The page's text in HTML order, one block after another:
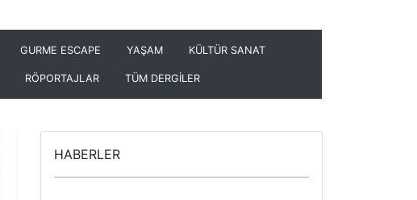
GURME ESCAPE YAŞAM KÜLTÜR SANAT
RÖPORTAJLAR TÜM DERGİLER
HABERLER